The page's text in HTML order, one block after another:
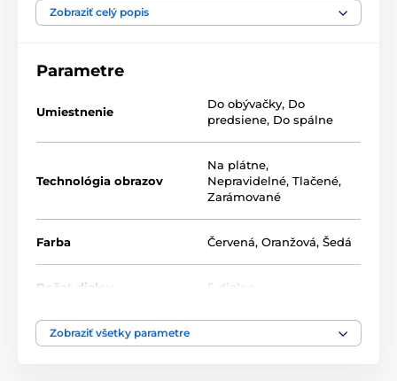
(v cm):
| 40x80 | 40x60
Kvalita je pre nás dôležitá a preto sme pre naše obrazy
Zobraziť celý popis
Parametre
Umiestnenie
Do obývačky, Do
predsiene, Do spálne
Technológia obrazov
Na plátne,
Nepravidelné, Tlačené,
Zarámované
Farba Červená, Oranžová, Šedá
Počet dielov 5-dielne
Zobraziť všetky parametre